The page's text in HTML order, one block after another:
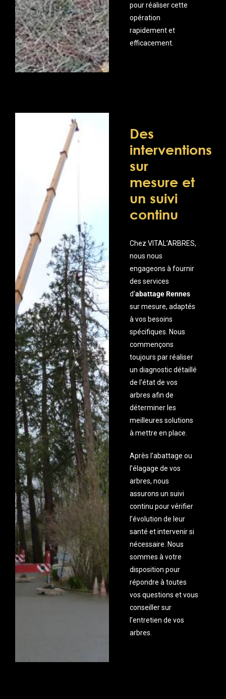
pour réaliser cette
opération
rapidement et
efficacement.
Des
interventions
sur
mesure et
un suivi
continu
Chez VITAL’ARBRES,
nous nous
engageons à fournir
des services
d’abattage Rennes
sur mesure, adaptés
à vos besoins
spécifiques. Nous
commençons
toujours par réaliser
un diagnostic détaillé
de l’état de vos
arbres afin de
déterminer les
meilleures solutions
à mettre en place.
Après l’abattage ou
l’élagage de vos
arbres, nous
assurons un suivi
continu pour vérifier
l’évolution de leur
santé et intervenir si
nécessaire. Nous
sommes à votre
disposition pour
répondre à toutes
vos questions et vous
conseiller sur
l’entretien de vos
arbres.